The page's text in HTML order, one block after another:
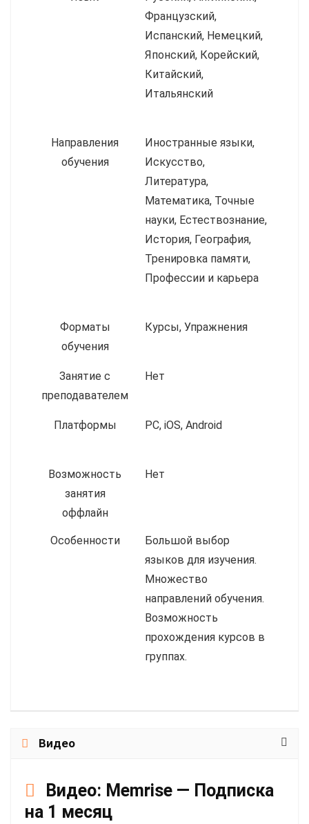
Французский,
Испанский, Немецкий,
Японский, Корейский,
Китайский,
Итальянский
Направления
обучения
Иностранные языки,
Искусство,
Литература,
Математика, Точные
науки, Естествознание,
История, География,
Тренировка памяти,
Профессии и карьера
Форматы
обучения
Курсы, Упражнения
Занятие с
преподавателем
Нет
Платформы PC, iOS, Android
Возможность
занятия
оффлайн
Нет
Особенности
Большой выбор
языков для изучения.
Множество
направлений обучения.
Возможность
прохождения курсов в
группах.
Видео
Видео: Memrise — Подписка
на 1 месяц